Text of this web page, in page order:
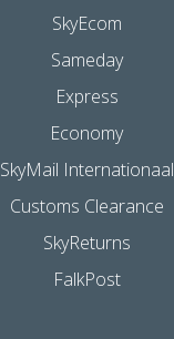
SkyEcom
Sameday
Express
Economy
SkyMail Internationaal
Customs Clearance
SkyReturns
FalkPost